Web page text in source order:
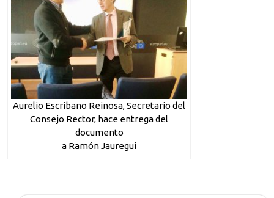
Aurelio Escribano Reinosa, Secretario del
Consejo Rector, hace entrega del
documento
a Ramón Jauregui